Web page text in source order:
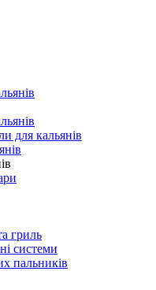
для кальянів
гриль
системи
пальників